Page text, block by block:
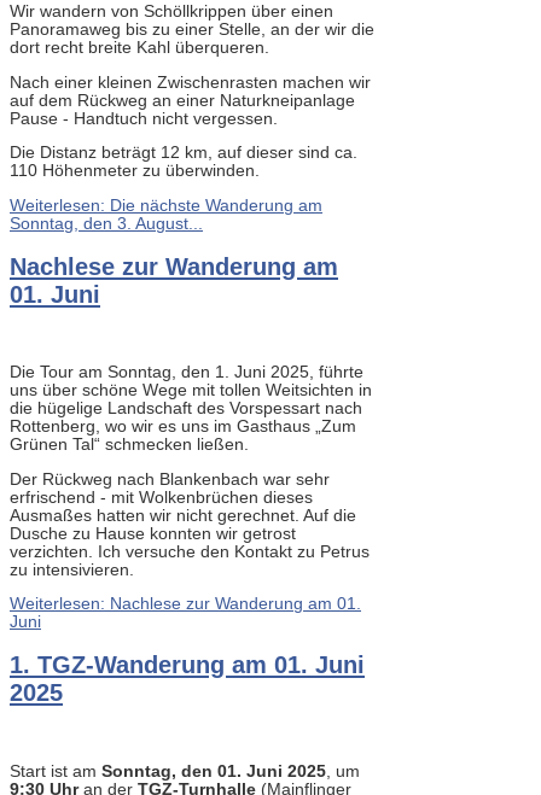
Wir wandern von Schöllkrippen über einen
Panoramaweg bis zu einer Stelle, an der wir die
dort recht breite Kahl überqueren.
Nach einer kleinen Zwischenrasten machen wir
auf dem Rückweg an einer Naturkneipanlage
Pause - Handtuch nicht vergessen.
Die Distanz beträgt 12 km, auf dieser sind ca.
110 Höhenmeter zu überwinden.
Weiterlesen: Die nächste Wanderung am
Sonntag, den 3. August...
Nachlese zur Wanderung am
01. Juni
Die Tour am Sonntag, den 1. Juni 2025, führte
uns über schöne Wege mit tollen Weitsichten in
die hügelige Landschaft des Vorspessart nach
Rottenberg, wo wir es uns im Gasthaus „Zum
Grünen Tal“ schmecken ließen.
Der Rückweg nach Blankenbach war sehr
erfrischend - mit Wolkenbrüchen dieses
Ausmaßes hatten wir nicht gerechnet. Auf die
Dusche zu Hause konnten wir getrost
verzichten. Ich versuche den Kontakt zu Petrus
zu intensivieren.
Weiterlesen: Nachlese zur Wanderung am 01.
Juni
1. TGZ-Wanderung am 01. Juni
2025
Start ist am Sonntag, den 01. Juni 2025 , um
9:30 Uhran der TGZ-Turnhalle (Mainflinger